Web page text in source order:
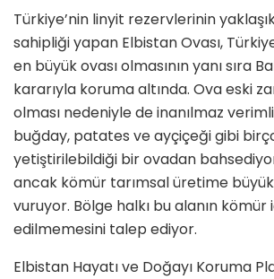
Türkiye’nin linyit rezervlerinin
sahipliği yapan Elbistan Ovası,
en büyük ovası olmasının yanı sıra
kararıyla koruma altında. Ova eski
olması nedeniyle de inanılmaz
buğday, patates ve ayçiçeği gibi
yetiştirilebildiği bir ovadan
ancak kömür tarımsal üretime
vuruyor. Bölge halkı bu alanın kömür
edilmemesini talep ediyor.
Elbistan Hayatı ve Doğayı Koruma